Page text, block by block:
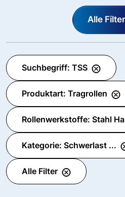
Alle Filter
Suchbegriff: TSS
Produktart: Tragrollen
Rollenwerkstoffe: Stahl
Kategorie: Schwerlast ...
Alle Filter